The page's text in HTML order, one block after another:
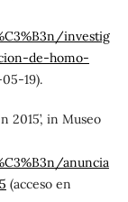
investig
de-homo-
19).
2015’, in Museo
anuncia
(acceso en